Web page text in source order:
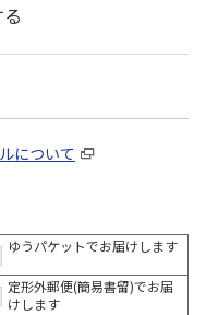
について
ゆうパケットでお届けします
定形外郵便(簡易書留)でお届
けします